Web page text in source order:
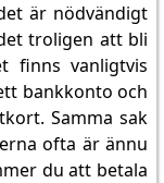
är nödvändigt
troligen att bli
finns vanligtvis
bankkonto och
Samma sak
ofta är ännu
du att betala